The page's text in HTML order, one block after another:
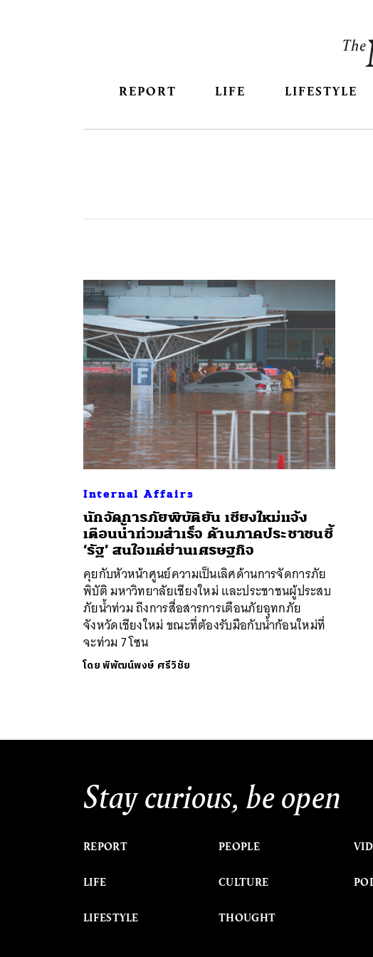
REPORT LIFE LIFESTYLE
Internal Affairs
นักจัดการภัยพิบัติยัน เชียงใหม่แจ้ง
เตือนน้ำท่วมสำเร็จ ด้านภาคประชาชนชี้
‘รัฐ’ สนใจแค่ย่านเศรษฐกิจ
คุยกับหัวหน้าศูนย์ความเป็นเลิศด้านการจัดการภัย
พิบัติ มหาวิทยาลัยเชียงใหม่ และประชาชนผู้ประสบ
ภัยน้ำท่วม ถึงการสื่อสารการเตือนภัยอุทกภัย
จังหวัดเชียงใหม่ ขณะที่ต้องรับมือกับน้ำก้อนใหม่ที่
จะท่วม 7 โซน
โดยพิพัฒน์พงษ์ ศรีวิชัย
Stay curious, be open
REPORT
LIFE
LIFESTYLE
PEOPLE
CULTURE
THOUGHT